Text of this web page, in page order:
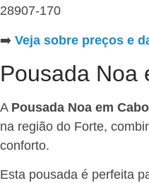
28907-170
➡️ Veja sobre preços e
Pousada Noa
A Pousada Noa em
na região do Forte,
conforto.
Esta pousada é perfeita